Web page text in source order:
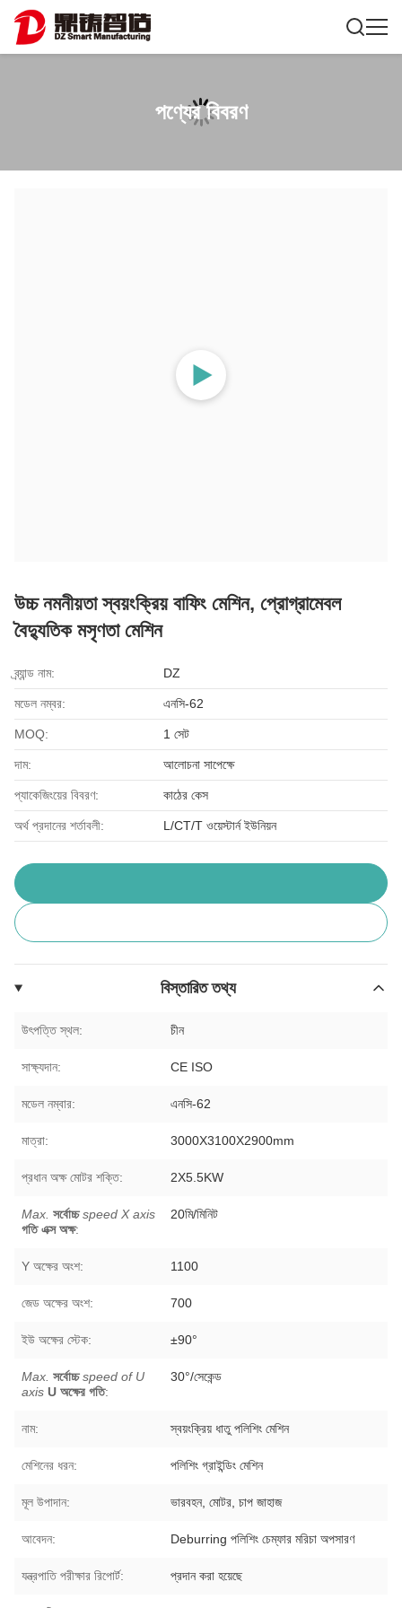
পণ্যের বিবরণ
উচ্চ নমনীয়তা স্বয়ংক্রিয় বাফিং মেশিন, প্রোগ্রামেবল
বৈদ্যুতিক মসৃণতা মেশিন
ব্র্যান্ড নাম: DZ
মডেল নম্বর: এনসি-62
MOQ: 1 সেট
দাম: আলোচনা সাপেক্ষে
প্যাকেজিংয়ের বিবরণ: কাঠের কেস
অর্থ প্রদানের শর্তাবলী: L/CT/T ওয়েস্টার্ন ইউনিয়ন
বিস্তারিত তথ্য
উৎপত্তি স্থল: চীন
সাক্ষ্যদান: CE ISO
মডেল নম্বার: এনসি-62
মাত্রা: 3000X3100X2900mm
প্রধান অক্ষ মোটর শক্তি: 2X5.5KW
Max. সর্বোচ্চ speed X axis
গতি এক্স অক্ষ:
20মি/মিনিট
Y অক্ষের অংশ: 1100
জেড অক্ষের অংশ: 700
ইউ অক্ষের স্টেক: ±90°
Max. সর্বোচ্চ speed of U
axis U অক্ষের গতি:
30°/সেকেন্ড
নাম: স্বয়ংক্রিয় ধাতু পলিশিং মেশিন
মেশিনের ধরন: পলিশিং গ্রাইন্ডিং মেশিন
মূল উপাদান: ভারবহন, মোটর, চাপ জাহাজ
আবেদন: Deburring পলিশিং চেম্ফার মরিচা অপসারণ
যন্ত্রপাতি পরীক্ষার রিপোর্ট: প্রদান করা হয়েছে